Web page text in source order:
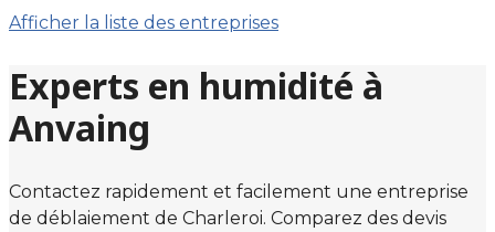
Afficher la liste des entreprises
Experts en humidité à
Anvaing
Contactez rapidement et facilement une entreprise
de déblaiement de Charleroi. Comparez des devis